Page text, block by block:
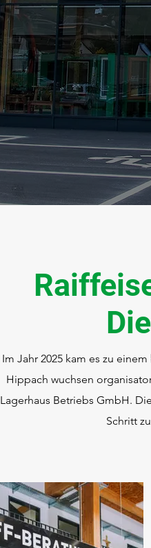
Im Jahr 2025 kam es zu
Hippach wuchsen
Lagerhaus Betriebs GmbH.
Schritt